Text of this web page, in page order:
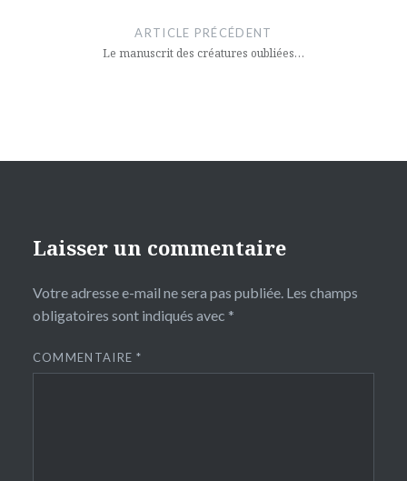
ARTICLE PRÉCÉDENT
Le manuscrit des créatures oubliées…
Laisser un commentaire
Votre adresse e-mail ne sera pas publiée. Les champs
obligatoires sont indiqués avec *
COMMENTAIRE*